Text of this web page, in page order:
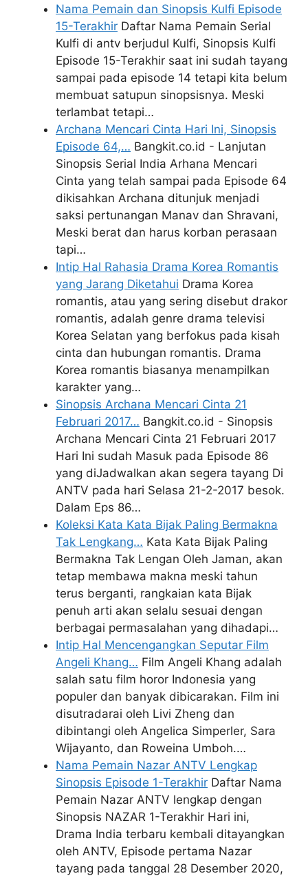
Nama Pemain dan Sinopsis Kulfi Episode
15-Terakhir Daftar Nama Pemain Serial
Kulfi di antv berjudul Kulfi, Sinopsis Kulfi
Episode 15-Terakhir saat ini sudah tayang
sampai pada episode 14 tetapi kita belum
membuat satupun sinopsisnya. Meski
terlambat tetapi…
Archana Mencari Cinta Hari Ini, Sinopsis
Episode 64,… Bangkit.co.id - Lanjutan
Sinopsis Serial India Arhana Mencari
Cinta yang telah sampai pada Episode 64
dikisahkan Archana ditunjuk menjadi
saksi pertunangan Manav dan Shravani,
Meski berat dan harus korban perasaan
tapi…
Intip Hal Rahasia Drama Korea Romantis
yang Jarang Diketahui Drama Korea
romantis, atau yang sering disebut drakor
romantis, adalah genre drama televisi
Korea Selatan yang berfokus pada kisah
cinta dan hubungan romantis. Drama
Korea romantis biasanya menampilkan
karakter yang…
Sinopsis Archana Mencari Cinta 21
Februari 2017… Bangkit.co.id - Sinopsis
Archana Mencari Cinta 21 Februari 2017
Hari Ini sudah Masuk pada Episode 86
yang diJadwalkan akan segera tayang Di
ANTV pada hari Selasa 21-2-2017 besok.
Dalam Eps 86…
Koleksi Kata Kata Bijak Paling Bermakna
Tak Lengkang… Kata Kata Bijak Paling
Bermakna Tak Lengan Oleh Jaman, akan
tetap membawa makna meski tahun
terus berganti, rangkaian kata Bijak
penuh arti akan selalu sesuai dengan
berbagai permasalahan yang dihadapi…
Intip Hal Mencengangkan Seputar Film
Angeli Khang… Film Angeli Khang adalah
salah satu film horor Indonesia yang
populer dan banyak dibicarakan. Film ini
disutradarai oleh Livi Zheng dan
dibintangi oleh Angelica Simperler, Sara
Wijayanto, dan Roweina Umboh.…
Nama Pemain Nazar ANTV Lengkap
Sinopsis Episode 1-Terakhir Daftar Nama
Pemain Nazar ANTV lengkap dengan
Sinopsis NAZAR 1-Terakhir Hari ini,
Drama India terbaru kembali ditayangkan
oleh ANTV, Episode pertama Nazar
tayang pada tanggal 28 Desember 2020,